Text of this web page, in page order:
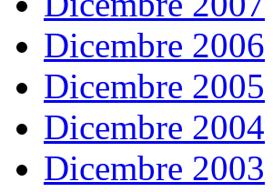
Dicembre 2006
Dicembre 2005
Dicembre 2004
Dicembre 2003